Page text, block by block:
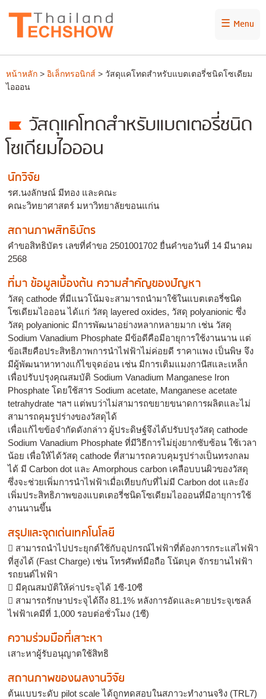
☰ Menu
หน้าหลัก > อิเล็กทรอนิกส์ > วัสดุแคโทดสำหรับแบตเตอรี่ชนิดโซเดียม
ไอออน
วัสดุแคโทดสำหรับแบตเตอรี่ชนิด
โซเดียมไอออน
นักวิจัย
รศ.นงลักษณ์ มีทอง และคณะ
คณะวิทยาศาสตร์ มหาวิทยาลัยขอนแก่น
สถานภาพสิทธิบัตร
คำขอสิทธิบัตร เลขที่คำขอ 2501001702 ยื่นคำขอวันที่ 14 มีนาคม
2568
ที่มา ข้อมูลเบื้องต้น ความสำคัญของปัญหา
วัสดุ cathode ที่มีแนวโน้มจะสามารถนำมาใช้ในแบตเตอรี่ชนิด
โซเดียมไอออน ได้แก่ วัสดุ layered oxides, วัสดุ polyanionic ซึ่ง
วัสดุ polyanionic มีการพัฒนาอย่างหลากหลายมาก เช่น วัสดุ
Sodium Vanadium Phosphate มีข้อดีคือมีอายุการใช้งานนาน แต่
ข้อเสียคือประสิทธิภาพการนำไฟฟ้าไม่ค่อยดี ราคาแพง เป็นพิษ จึง
มีผู้พัฒนาหาทางแก้ไขจุดอ่อน เช่น มีการเติมแมงกานีสและเหล็ก
เพื่อปรับปรุงคุณสมบัติ Sodium Vanadium Manganese Iron
Phosphate โดยใช้สาร Sodium acetate, Manganese acetate
tetrahydrate ฯลฯ แต่พบว่าไม่สามารถขยายขนาดการผลิตและไม่
สามารถคุมรูปร่างของวัสดุได้
เพื่อแก้ไขข้อจำกัดดังกล่าว ผู้ประดิษฐ์จึงได้ปรับปรุงวัสดุ cathode
Sodium Vanadium Phosphate ที่มีวิธีการไม่ยุ่งยากซับซ้อน ใช้เวลา
น้อย เพื่อให้ได้วัสดุ cathode ที่สามารถควบคุมรูปร่างเป็นทรงกลม
ได้ มี Carbon dot และ Amorphous carbon เคลือบบนผิวของวัสดุ
ซึ่งจะช่วยเพิ่มการนำไฟฟ้าเมื่อเทียบกับที่ไม่มี Carbon dot และยัง
เพิ่มประสิทธิภาพของแบตเตอรี่ชนิดโซเดียมไอออนที่มีอายุการใช้
งานนานขึ้น
สรุปและจุดเด่นเทคโนโลยี
 สามารถนำไปประยุกต์ใช้กับอุปกรณ์ไฟฟ้าที่ต้องการกระแสไฟฟ้า
ที่สูงได้ (Fast Charge) เช่น โทรศัพท์มือถือ โน้ตบุค จักรยานไฟฟ้า
รถยนต์ไฟฟ้า
 มีคุณสมบัติให้ค่าประจุได้ 1ซี-10ซี
 สามารถรักษาประจุได้ถึง 81.1% หลังการอัดและคายประจุเซลล์
ไฟฟ้าเคมีที่ 1,000 รอบต่อชั่วโมง (1ซี)
ความร่วมมือที่เสาะหา
เสาะหาผู้รับอนุญาตใช้สิทธิ
สถานภาพของผลงานวิจัย
ต้นแบบระดับ pilot scale ได้ถูกทดสอบในสภาวะทำงานจริง (TRL7)